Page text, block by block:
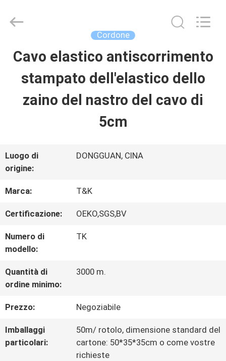
CASA
PRODOTTI
SIAMO
FATORY
TOUR
CONTROLLO
DI
QUALITÀ
CONTATTACI
Garment
Rights
Cordone
Cavo elastico antiscorrimento
stampato dell'elastico dello
zaino del nastro del cavo di
5cm
Luogo di
origine:
DONGGUAN, CINA
Marca: T&K
Certificazione: OEKO,SGS,BV
Numero di
modello:
TK
Quantità di
ordine minimo:
3000 m.
Prezzo: Negoziabile
Imballaggi
particolari:
50m/ rotolo, dimensione standard del
cartone: 50*35*35cm o come vostre
richieste